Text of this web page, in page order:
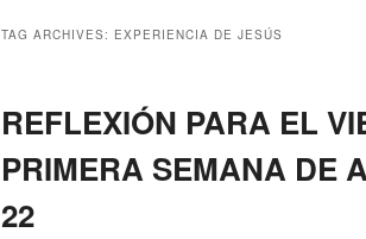
TAG ARCHIVES: EXPERIENCIA DE JESÚS
REFLEXIÓN PARA EL
PRIMERA SEMANA DE
22